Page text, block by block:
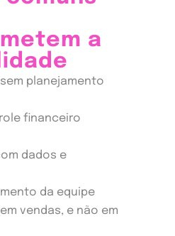
a
planejamento
financeiro
dados e
da equipe
vendas, e não em